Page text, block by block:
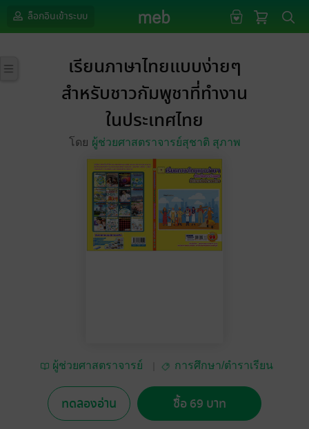
ล็อกอินเข้าระบบ
เรียนภาษาไทยแบบง่ายๆ
สำหรับชาวกัมพูชาที่ทำงาน
ในประเทศไทย
โดย ผู้ช่วยศาสตราจารย์สุชาติ สุภาพ
ผู้ช่วยศาสตราจารย์
การศึกษา/ตำราเรียน
ทดลองอ่าน ซื้อ 69 บาท